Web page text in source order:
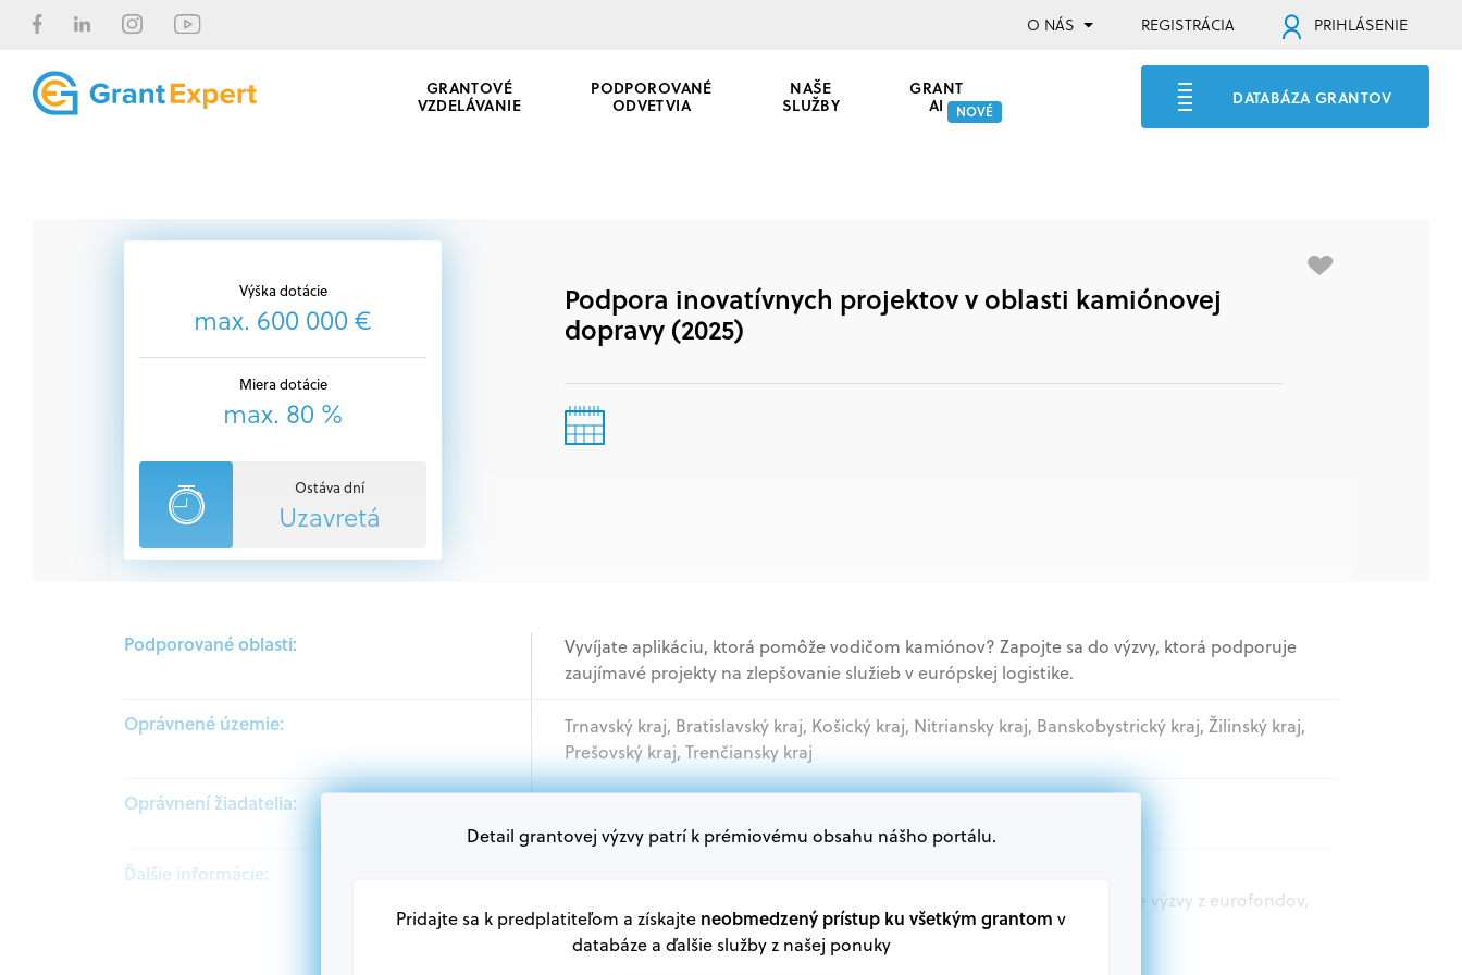
O NÁS REGISTRÁCIA PRIHLÁSENIE
GRANTOVÉ
VZDELÁVANIE
PODPOROVANÉ
ODVETVIA
NAŠE
SLUŽBY
GRANT
AI NOVÉ
DATABÁZA GRANTOV
Výška dotácie
max. 600 000 €
Miera dotácie
max. 80 %
Ostáva dní
Uzavretá
Podpora inovatívnych projektov v oblasti kamiónovej
dopravy (2025)
Podporované oblasti:
Vyvíjate aplikáciu, ktorá pomôže vodičom kamiónov? Zapojte sa do výzvy, ktorá podporuje
zaujímavé projekty na zlepšovanie služieb v európskej logistike.
Oprávnené územie:
Trnavský kraj, Bratislavský kraj, Košický kraj, Nitriansky kraj, Banskobystrický kraj, Žilinský kraj,
Prešovský kraj, Trenčiansky kraj
Oprávnení žiadatelia:
Akademický sektor, Podnikatelia, Mimovládne organizácie
Ďalšie informácie:
V databáze grantov a dotácií na portáli Grantexpert.sk nájdete aktuálne výzvy z eurofondov,
plánu obnovy a ďalších zdrojov.
Detail grantovej výzvy patrí k prémiovému obsahu nášho portálu.
Pridajte sa k predplatiteľom a získajte neobmedzený prístup ku všetkým grantom v
databáze a ďalšie služby z našej ponuky